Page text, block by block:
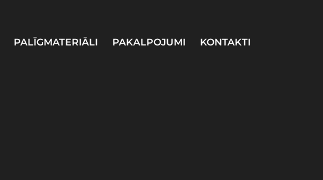
PALĪGMATERIĀLI PAKALPOJUMI KONTAKTI